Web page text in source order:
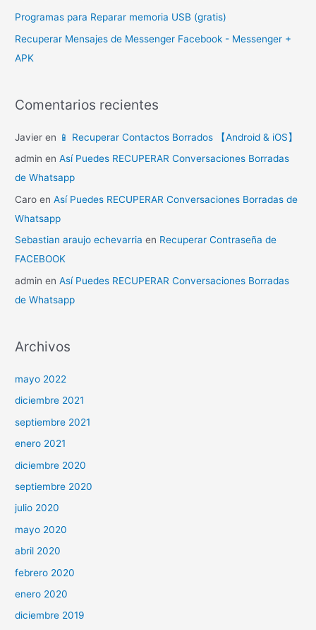
Programas para Reparar memoria USB (gratis)
Recuperar Mensajes de Messenger Facebook - Messenger +
APK
Comentarios recientes
Javier en 📱 Recuperar Contactos Borrados 【Android & iOS】
admin enAsí Puedes RECUPERAR Conversaciones Borradas
de Whatsapp
Caro enAsí Puedes RECUPERAR Conversaciones Borradas de
Whatsapp
Sebastian araujo echevarria en Recuperar Contraseña de
FACEBOOK
admin enAsí Puedes RECUPERAR Conversaciones Borradas
de Whatsapp
Archivos
mayo 2022
diciembre 2021
septiembre 2021
enero 2021
diciembre 2020
septiembre 2020
julio 2020
mayo 2020
abril 2020
febrero 2020
enero 2020
diciembre 2019